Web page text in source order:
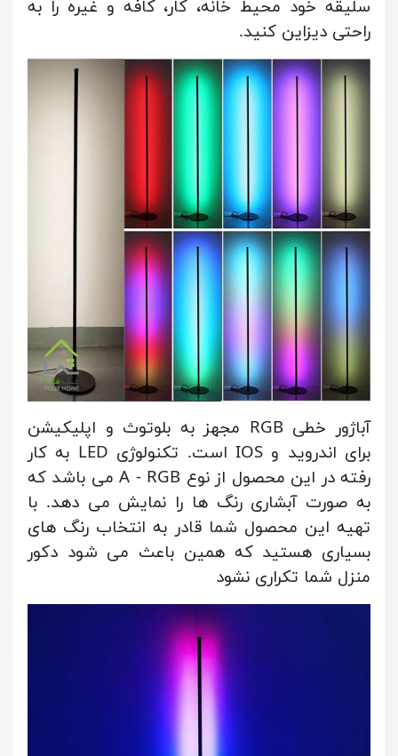
سلیقه خود محیط خانه، کار، کافه و غیره را به
راحتی دیزاین کنید.
آباژور خطی RGB مجهز به بلوتوث و اپلیکیشن
برای اندروید و IOS است. تکنولوژی LED به کار
رفته در این محصول از نوع A - RGB می باشد که
به صورت آبشاری رنگ ها را نمایش می دهد. با
تهیه این محصول شما قادر به انتخاب رنگ های
بسیاری هستید که همین باعث می شود دکور
منزل شما تکراری نشود